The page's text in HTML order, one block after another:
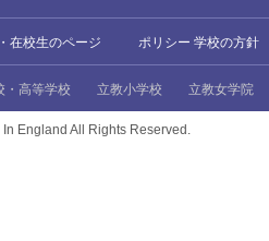
在校生のページ ポリシー 学校の方針
・高等学校 立教小学校 立教女学院
In England All Rights Reserved.